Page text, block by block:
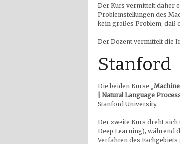
Der Kurs vermittelt daher
Problemstellungen des
kein großes Problem, daß
Der Dozent vermittelt die
Stanford
Die beiden Kurse „
| Natural Language
Stanford University.
Der zweite Kurs dreht sich
Deep Learning), während
Verfahren des Fachgebiets